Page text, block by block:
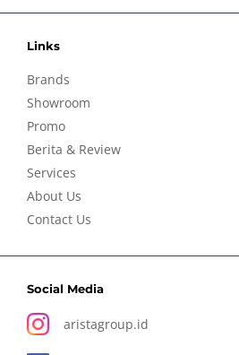
Links
Brands
Showroom
Promo
Berita & Review
Services
About Us
Contact Us
Social Media
aristagroup.id